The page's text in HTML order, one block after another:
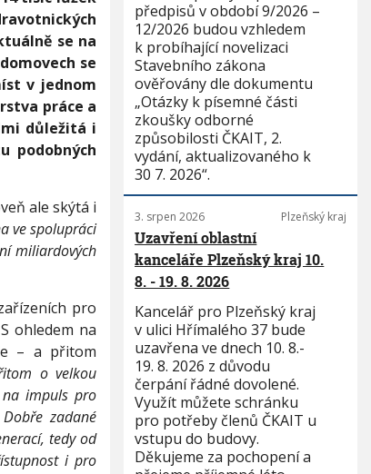
se na
se
v jednom
práce a
důležitá i
podobných
ale skýtá i
ve spolupráci
miliardových
pro
ohledem na
– a přitom
o velkou
impuls pro
zadané
tedy od
i pro
předpisů v období 9/2026 –
12/2026 budou vzhledem
k probíhající novelizaci
Stavebního zákona
ověřovány dle dokumentu
„Otázky k písemné části
zkoušky odborné
způsobilosti ČKAIT, 2.
vydání, aktualizovaného k
30 7. 2026“.
3. srpen 2026 Plzeňský kraj
Uzavření oblastní
kanceláře Plzeňský kraj 10.
8. - 19. 8. 2026
Kancelář pro Plzeňský kraj
v ulici Hřímalého 37 bude
uzavřena ve dnech 10. 8.-
19. 8. 2026 z důvodu
čerpání řádné dovolené.
Využít můžete schránku
pro potřeby členů ČKAIT u
vstupu do budovy.
Děkujeme za pochopení a